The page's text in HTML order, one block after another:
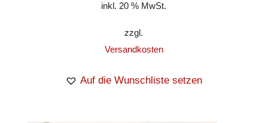
inkl. 20 % MwSt.
zzgl.
Versandkosten
Auf die Wunschliste setzen